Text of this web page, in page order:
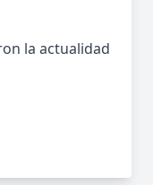
la actualidad